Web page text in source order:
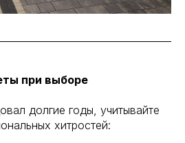
при выборе
долгие годы, учитывайте
хитростей: